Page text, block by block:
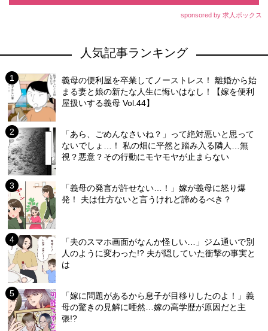
sponsored by 求人ボックス
人気記事ランキング
義母の便利屋を卒業してノーストレス！ 離婚から始
まる妻と娘の新たな人生に悔いはなし！【嫁を便利
屋扱いする義母 Vol.44】
「あら、ごめんなさいね？」って絶対悪いと思って
ないでしょ…！ 私の畑に平然と踏み入る隣人…無
視？悪意？その行動にモヤモヤが止まらない
「義母の発言が許せない…！」嫁が義母に怒り爆
発！ 夫は仕方ないと言うけれど諦めるべき？
「夫のスマホ画面がなんか怪しい…」ジム通いで別
人のように変わった!? 夫が隠していた衝撃の事実と
は
「嫁に問題があるから息子が目移りしたのよ！」義
母の驚きの見解に唖然…嫁の高学歴が原因だと主
張!?